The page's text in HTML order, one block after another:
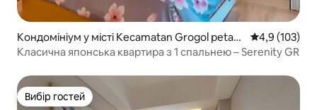
Кондомініум у місті Kecamatan Grogol petam
buran
Середня
4,9 (103)
Класична японська квартира з 1 спальнею – Serenity GR
Вибір гостей
Вибір гостей